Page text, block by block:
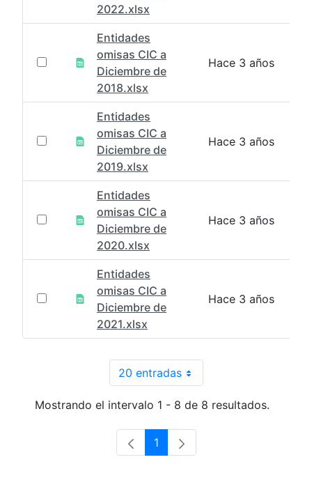
2022.xlsx
Entidades
omisas CIC a
Diciembre de
2018.xlsx
Hace 3 años
Entidades
omisas CIC a
Diciembre de
2019.xlsx
Hace 3 años
Entidades
omisas CIC a
Diciembre de
2020.xlsx
Hace 3 años
Entidades
omisas CIC a
Diciembre de
2021.xlsx
Hace 3 años
20 entradasPor página
Mostrando el intervalo 1 - 8 de 8 resultados.
Página
1